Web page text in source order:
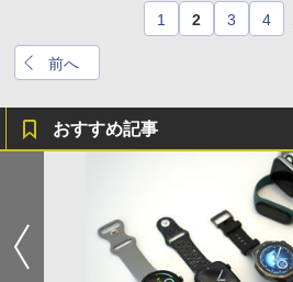
前へ
1 2 3 4
おすすめ記事